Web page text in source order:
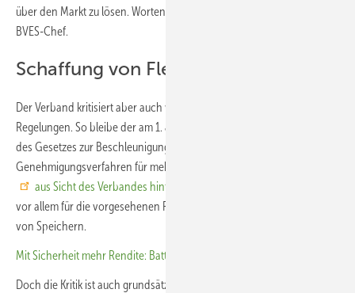
über den Markt zu lösen. Worten müssen Taten folgen“, wettert der
BVES-Chef.
Schaffung von Flexibilitäten verpasst
Der Verband kritisiert aber auch weitere, längst fällige gesetzliche
Regelungen. So bleibe der am 1. Juli 2026 endlich vorgelegte Entwurf
des Gesetzes zur Beschleunigung der Planungs- und
Genehmigungsverfahren für mehr Flexibilität im Stromsystem (FlexBG)
aus Sicht des Verbandes hinter seinem Anspruch zurück
vor allem für die vorgesehenen Regelungen zur Baubeschleunigung
von Speichern.
Mit Sicherheit mehr Rendite: Batteriespeicher im Praxiseinsatz
Doch die Kritik ist auch grundsätzlicher Natur. Denn der Verband